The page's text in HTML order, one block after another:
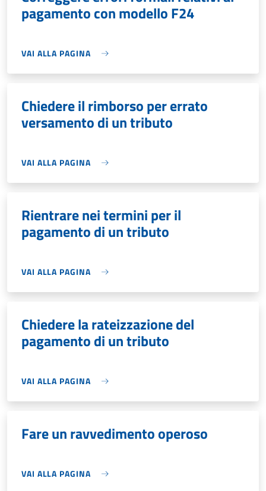
pagamento con modello F24
VAI ALLA PAGINA
Chiedere il rimborso per errato
versamento di un tributo
VAI ALLA PAGINA
Rientrare nei termini per il
pagamento di un tributo
VAI ALLA PAGINA
Chiedere la rateizzazione del
pagamento di un tributo
VAI ALLA PAGINA
Fare un ravvedimento operoso
VAI ALLA PAGINA